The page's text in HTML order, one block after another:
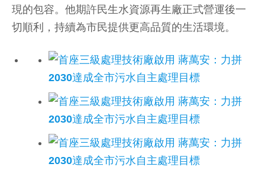
現的包容。他期許民生水資源再生廠正式營運後一
切順利，持續為市民提供更高品質的生活環境。